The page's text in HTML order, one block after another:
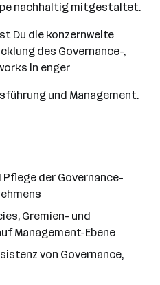
nachhaltig mitgestaltet.
Du die konzernweite
des Governance-,
in enger
und Management.
der Governance-
Gremien- und
Management-Ebene
von Governance,